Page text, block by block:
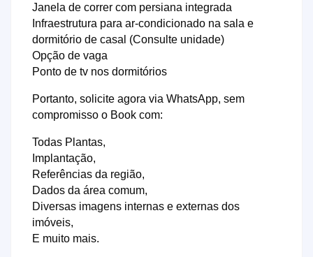
Janela de correr com persiana integrada
Infraestrutura para ar-condicionado na sala e
dormitório de casal (Consulte unidade)
Opção de vaga
Ponto de tv nos dormitórios
Portanto, solicite agora via WhatsApp, sem
compromisso o Book com:
Todas Plantas,
Implantação,
Referências da região,
Dados da área comum,
Diversas imagens internas e externas dos
imóveis,
E muito mais.